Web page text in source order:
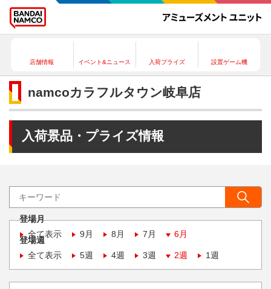
店舗情報 イベント&ニュース 入荷プライズ 設置ゲーム機
namcoカラフルタウン岐阜店
入荷景品・プライズ情報
登場月
全て表示
9月 8月 7月 6月
登場週
全て表示
5週 4週 3週 2週 1週